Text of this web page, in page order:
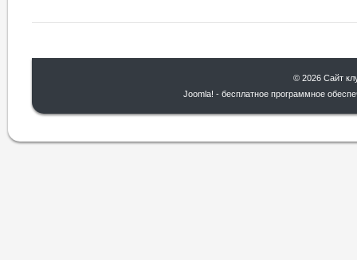
© 2026 Сайт
Joomla! - бесплатное программное